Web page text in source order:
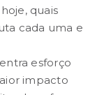
quais
cada uma e
esforço
impacto